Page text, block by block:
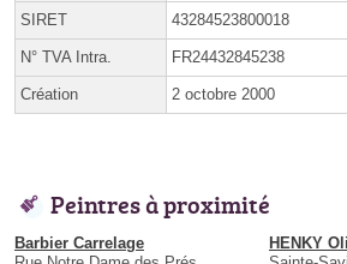
SIRET 43284523800018
N° TVA Intra. FR24432845238
Création 2 octobre 2000
Peintres à proximité
Barbier Carrelage
HENKY